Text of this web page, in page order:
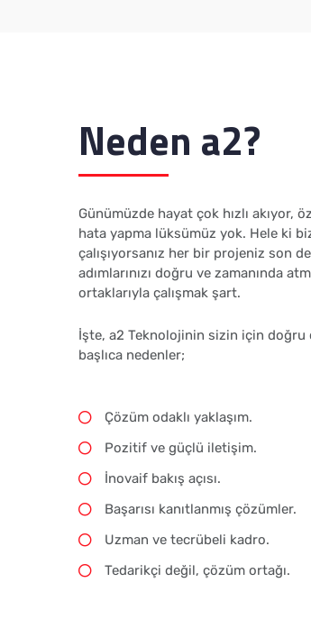
Neden a2?
Günümüzde hayat çok hızlı akıyor,
hata yapma lüksümüz yok. Hele ki
çalışıyorsanız her bir projeniz son
adımlarınızı doğru ve zamanında
ortaklarıyla çalışmak şart.
İşte, a2 Teknolojinin sizin için
başlıca nedenler;
Çözüm odaklı yaklaşım.
Pozitif ve güçlü iletişim.
İnovaif bakış açısı.
Başarısı kanıtlanmış çözümler.
Uzman ve tecrübeli kadro.
Tedarikçi değil, çözüm ortağı.